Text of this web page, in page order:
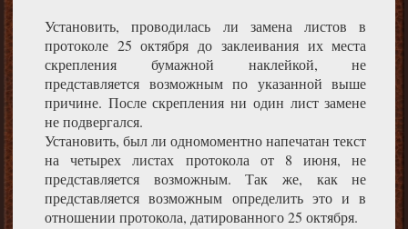
Установить, проводилась ли замена листов в
протоколе 25 октября до заклеивания их места
скрепления бумажной наклейкой, не
представляется возможным по указанной выше
причине. После скрепления ни один лист замене
не подвергался.
Установить, был ли одномоментно напечатан текст
на четырех листах протокола от 8 июня, не
представляется возможным. Так же, как не
представляется возможным определить это и в
отношении протокола, датированного 25 октября.